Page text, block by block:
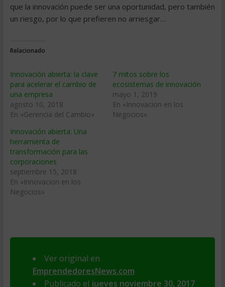
que la innovación puede ser una oportunidad, pero también
un riesgo, por lo que prefieren no arriesgar…
Relacionado
Innovación abierta: la clave
para acelerar el cambio de
una empresa
agosto 10, 2018
En «Gerencia del Cambio»
7 mitos sobre los
ecosistemas de innovación
mayo 1, 2019
En «Innovacion en los
Negocios»
Innovación abierta: Una
herramienta de
transformación para las
corporaciones
septiembre 15, 2018
En «Innovacion en los
Negocios»
Ver original en
EmprendedoresNews.com
Publicado el jueves noviembre 30, 2017